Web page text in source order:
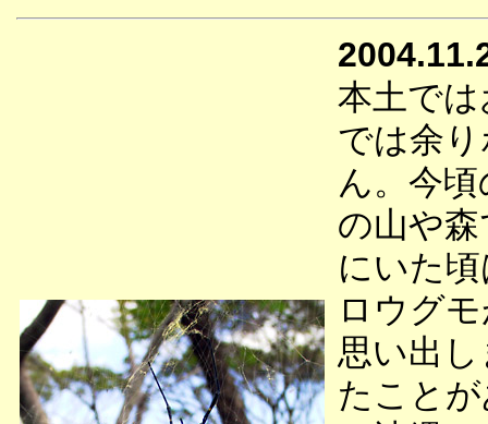
本土で
では余
ん。今
の山や
にいた
ロウグ
思い出
たこと